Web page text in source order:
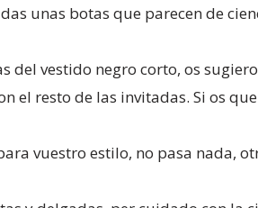
unas botas que parecen de
del vestido negro corto, os
el resto de las invitadas. Si os
vuestro estilo, no pasa nada,